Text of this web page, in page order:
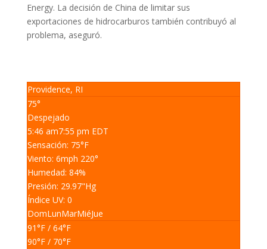
Energy. La decisión de China de limitar sus
exportaciones de hidrocarburos también contribuyó al
problema, aseguró.
Providence, RI
75°
Despejado
5:46 am7:55 pm EDT
Sensación: 75°F
Viento: 6mph 220°
Humedad: 84%
Presión: 29.97"Hg
Índice UV: 0
DomLunMarMiéJue
91°F/ 64°F
90°F/ 70°F